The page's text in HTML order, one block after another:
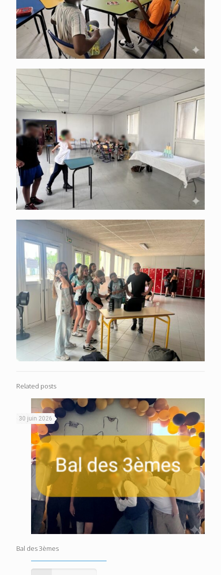
Related posts
30 juin 2026
Bal des 3èmes